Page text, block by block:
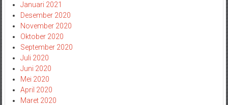
Januari 2021
Desember 2020
November 2020
Oktober 2020
September 2020
Juli 2020
Juni 2020
Mei 2020
April 2020
Maret 2020